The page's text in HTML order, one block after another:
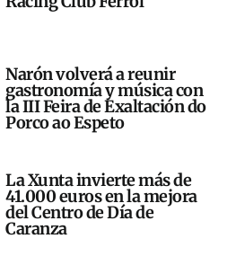
Narón volverá a reunir
gastronomía y música con
la III Feira de Exaltación do
Porco ao Espeto
La Xunta invierte más de
41.000 euros en la mejora
del Centro de Día de
Caranza